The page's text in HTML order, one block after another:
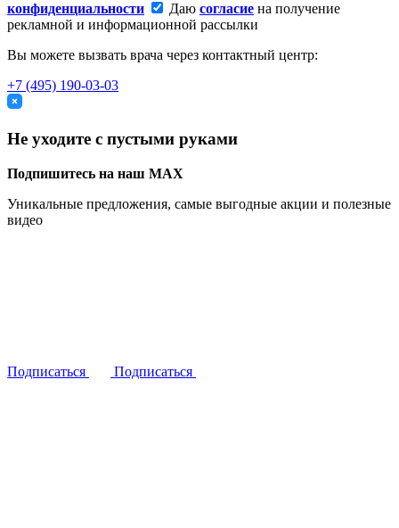
конфиденциальности
Даю согласие на получение
рекламной и информационной рассылки
Вы можете вызвать врача через контактный центр:
+7 (495) 190-03-03
Не уходите с пустыми руками
Подпишитесь на наш MAX
Уникальные предложения, самые выгодные акции и полезные
видео
Подписаться Подписаться